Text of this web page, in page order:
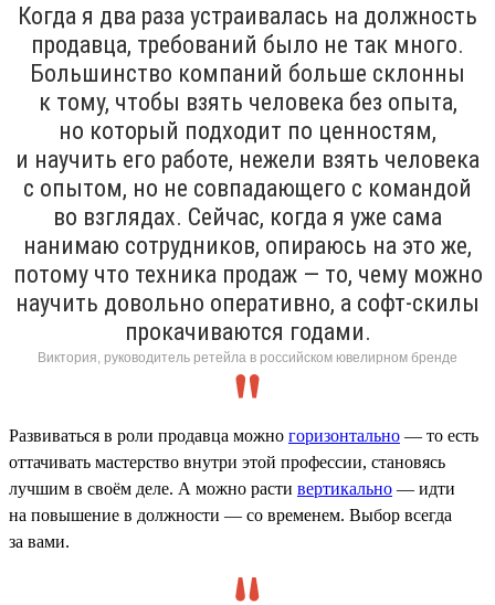
Когда я два раза устраивалась на должность
продавца, требований было не так много.
Большинство компаний больше склонны
к тому, чтобы взять человека без опыта,
но который подходит по ценностям,
и научить его работе, нежели взять человека
с опытом, но не совпадающего с командой
во взглядах. Сейчас, когда я уже сама
нанимаю сотрудников, опираюсь на это же,
потому что техника продаж — то, чему можно
научить довольно оперативно, а софт-скилы
прокачиваются годами.
Виктория, руководитель ретейла в российском ювелирном бренде
Развиваться в роли продавца можно горизонтально — то есть
оттачивать мастерство внутри этой профессии, становясь
лучшим в своём деле. А можно расти вертикально — идти
на повышение в должности — со временем. Выбор всегда
за вами.